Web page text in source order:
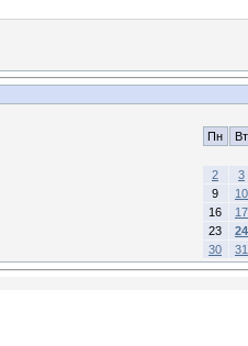
Пн Вт
2
3
9
10
16
17
23
24
30
31